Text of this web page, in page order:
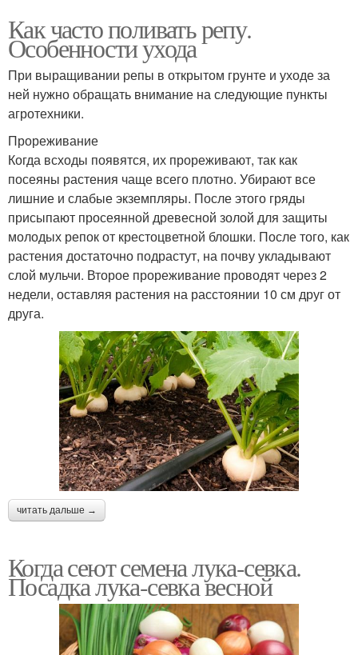
Как часто поливать репу.
Особенности ухода
При выращивании репы в открытом грунте и уходе за
ней нужно обращать внимание на следующие пункты
агротехники.
Прореживание
Когда всходы появятся, их прореживают, так как
посеяны растения чаще всего плотно. Убирают все
лишние и слабые экземпляры. После этого гряды
присыпают просеянной древесной золой для защиты
молодых репок от крестоцветной блошки. После того, как
растения достаточно подрастут, на почву укладывают
слой мульчи. Второе прореживание проводят через 2
недели, оставляя растения на расстоянии 10 см друг от
друга.
читать дальше →
Когда сеют семена лука-севка.
Посадка лука-севка весной